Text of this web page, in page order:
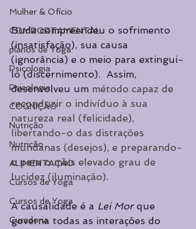
Mulher & Ofício
COMPORTAMENTAL
planos de Yoga
Psicologia
Psicologia
COGNIÇÃO
Nutrição
Nutrição
ALIMENTAÇÃO
Cursos de Yoga
Cursos de Yoga
Curadoria
Buda compreendeu o sofrimento
(insatisfação), sua causa
(ignorância) e o meio para extingui-
lo (discernimento).  Assim,
desenvolveu um método capaz de
reconduzir o indivíduo à sua
natureza real (felicidade),
libertando-o das distrações
mundanas (desejos), e preparando-
o para o mais elevado grau de
lucidez (iluminação).
A causalidade é a Lei Mor que
governa todas as interações do